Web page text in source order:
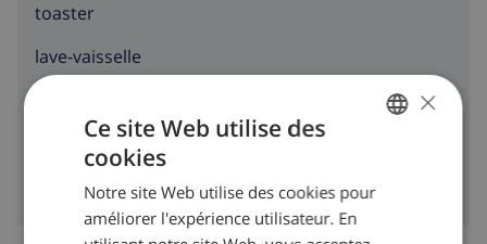
toaster
lave-vaisselle
sèche-linge
DUTCH
×
Ce site Web utilise des
cookies
Notre site Web utilise des cookies pour
améliorer l'expérience utilisateur. En